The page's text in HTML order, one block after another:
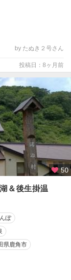
by たぬき２号さん
投稿日：8ヶ月前
50
＆後生掛温
ぽ
県鹿角市